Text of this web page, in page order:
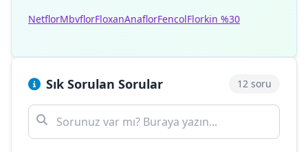
NetflorMbvflorFloxanAnaflorFencolFlorkin %30
Sık Sorulan Sorular 12 soru